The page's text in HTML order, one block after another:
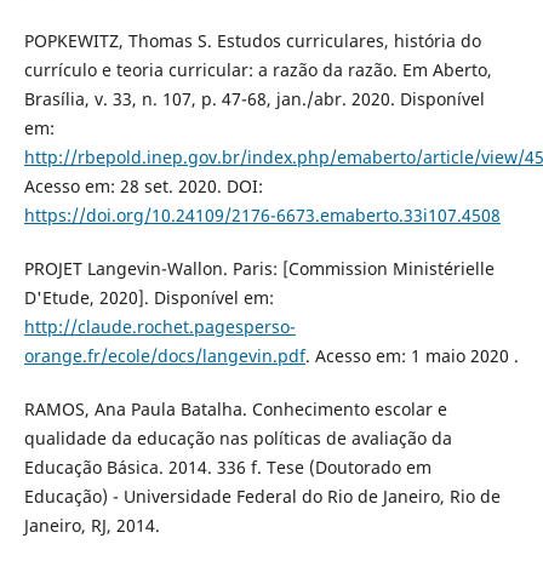
POPKEWITZ, Thomas S. Estudos curriculares, história do
currículo e teoria curricular: a razão da razão. Em Aberto,
Brasília, v. 33, n. 107, p. 47-68, jan./abr. 2020. Disponível
em:
http://rbepold.inep.gov.br/index.php/emaberto/article/view/
Acesso em: 28 set. 2020. DOI:
https://doi.org/10.24109/2176-6673.emaberto.33i107.4508
PROJET Langevin-Wallon. Paris: [Commission Ministérielle
D'Etude, 2020]. Disponível em:
http://claude.rochet.pagesperso-
orange.fr/ecole/docs/langevin.pdf. Acesso em: 1 maio 2020 .
RAMOS, Ana Paula Batalha. Conhecimento escolar e
qualidade da educação nas políticas de avaliação da
Educação Básica. 2014. 336 f. Tese (Doutorado em
Educação) - Universidade Federal do Rio de Janeiro, Rio de
Janeiro, RJ, 2014.